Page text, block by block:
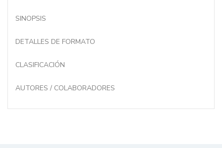
SINOPSIS
DETALLES DE FORMATO
CLASIFICACIÓN
AUTORES / COLABORADORES